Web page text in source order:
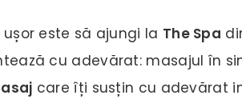
este să ajungi la The Spa
cu adevărat: masajul în
care îți susțin cu adevărat